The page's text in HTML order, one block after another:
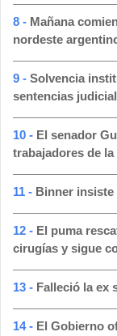
8 - Mañana
nordeste
9 - Solvencia
sentencias
10 - El senador
trabajadores de
11 - Binner
12 - El puma
cirugías y sigue
13 - Falleció la ex
14 - El Gobierno